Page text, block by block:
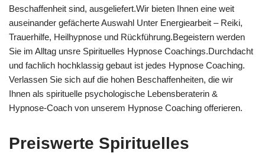
Beschaffenheit sind, ausgeliefert.Wir bieten Ihnen eine weit
auseinander gefächerte Auswahl Unter Energiearbeit – Reiki,
Trauerhilfe, Heilhypnose und Rückführung.Begeistern werden
Sie im Alltag unsre Spirituelles Hypnose Coachings.Durchdacht
und fachlich hochklassig gebaut ist jedes Hypnose Coaching.
Verlassen Sie sich auf die hohen Beschaffenheiten, die wir
Ihnen als spirituelle psychologische Lebensberaterin &
Hypnose-Coach von unserem Hypnose Coaching offerieren.
Preiswerte Spirituelles